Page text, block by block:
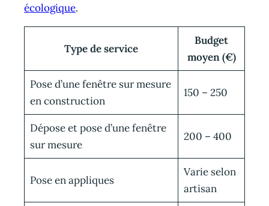
écologique.
Type de service
Budget
moyen (€)
Pose d’une fenêtre sur mesure
en construction
150 – 250
Dépose et pose d’une fenêtre
sur mesure
200 – 400
Pose en appliques
Varie selon
artisan